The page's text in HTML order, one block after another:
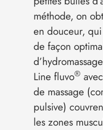
méthode, on
en douceur,
de façon
Line fluvo®
de massage
pulsive)
les zones